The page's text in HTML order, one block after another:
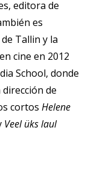
editora de
es
Tallin y la
cine en 2012
School, donde
de
cortosHelene
Veel üks laul